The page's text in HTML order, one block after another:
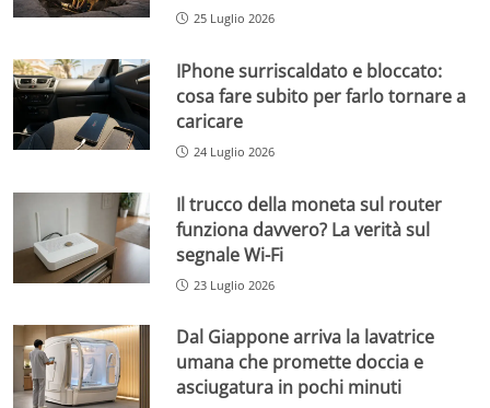
25 Luglio 2026
IPhone surriscaldato e bloccato:
cosa fare subito per farlo tornare a
caricare
24 Luglio 2026
Il trucco della moneta sul router
funziona davvero? La verità sul
segnale Wi-Fi
23 Luglio 2026
Dal Giappone arriva la lavatrice
umana che promette doccia e
asciugatura in pochi minuti